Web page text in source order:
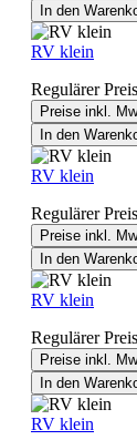
In den
RV klein
Regulärer
Preise inkl.
In den
RV klein
Regulärer
Preise inkl.
In den
RV klein
Regulärer
Preise inkl.
In den
RV klein